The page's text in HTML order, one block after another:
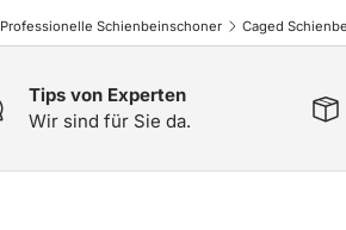
Professionelle Schienbeinschoner
Tips von Experten
Wir sind für Sie da.